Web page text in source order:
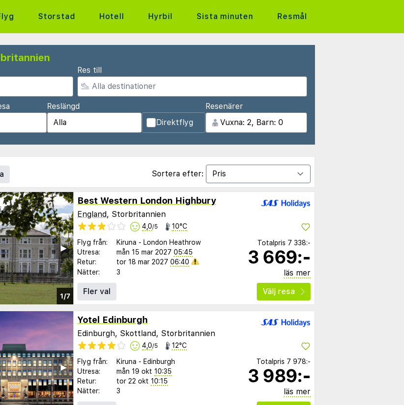
Storstad Hotell Hyrbil Sista minuten Resmål
Res till
Reslängd
Direktflyg
Resenärer
Sortera efter:
1/7
▶︎
Best Western London Highbury
England, Storbritannien
4,0/5 10°C
Flyg från: Kiruna - London Heathrow
Utresa:
mån 15 mar 2027 05:45
Retur:
tor 18 mar 2027 06:40
Nätter:
3
Totalpris 7 338:-
3 669:-
läs mer
Fler val
Välj resa
▶︎
Yotel Edinburgh
Edinburgh, Skottland, Storbritannien
4,0/5 12°C
Flyg från: Kiruna - Edinburgh
Utresa:
mån 19 okt 10:35
Retur:
tor 22 okt 10:15
Nätter:
3
Totalpris 7 978:-
3 989:-
läs mer